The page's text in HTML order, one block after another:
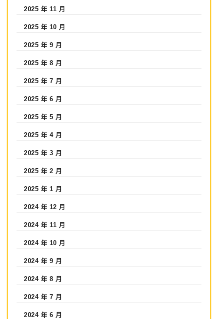
2025 年 11 月
2025 年 10 月
2025 年 9 月
2025 年 8 月
2025 年 7 月
2025 年 6 月
2025 年 5 月
2025 年 4 月
2025 年 3 月
2025 年 2 月
2025 年 1 月
2024 年 12 月
2024 年 11 月
2024 年 10 月
2024 年 9 月
2024 年 8 月
2024 年 7 月
2024 年 6 月